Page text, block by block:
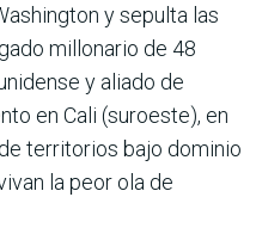
y sepulta las
millonario de 48
y aliado de
en Cali (suroeste), en
territorios bajo dominio
la peor ola de